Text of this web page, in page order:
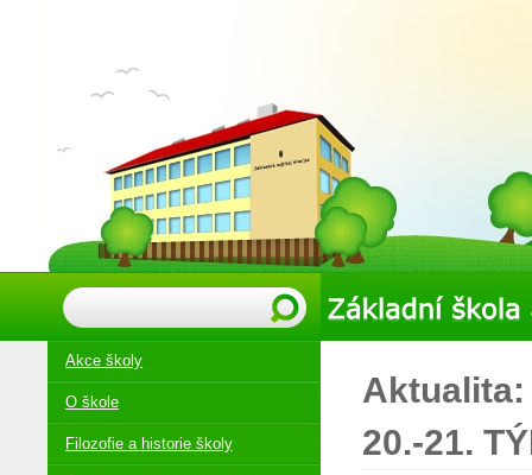
Aktualita:
20.-21.
Akce školy
O škole
Filozofie a historie školy